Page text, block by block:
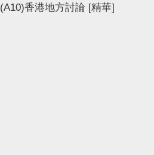
(A10)香港地方討論 [精華]